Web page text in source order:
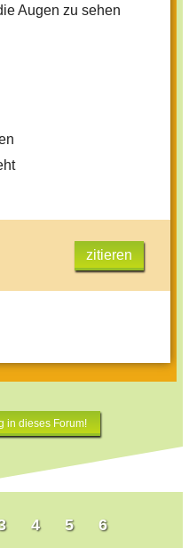
Augen zu sehen
zitieren
in dieses Forum!
4 5 6